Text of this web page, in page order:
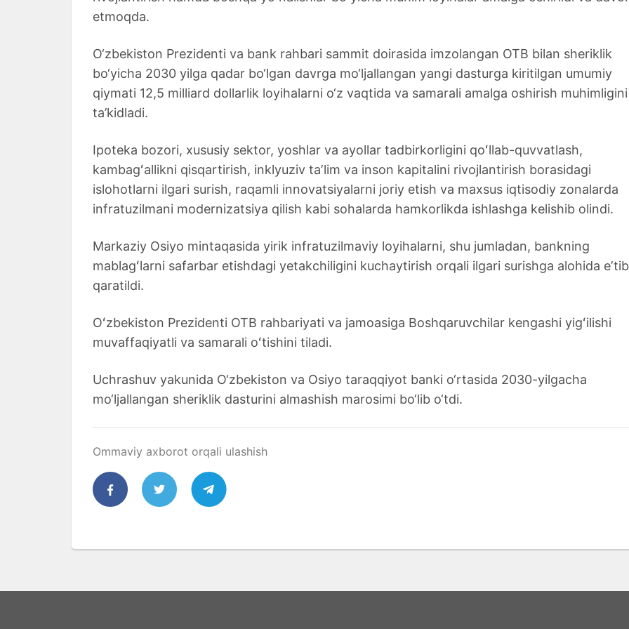
etmoqda.
O‘zbekiston Prezidenti va bank rahbari sammit doirasida imzolangan OTB bilan sheriklik
bo‘yicha 2030 yilga qadar bo‘lgan davrga mo‘ljallangan yangi dasturga kiritilgan umumiy
qiymati 12,5 milliard dollarlik loyihalarni o‘z vaqtida va samarali amalga oshirish muhimligini
ta’kidladi.
Ipoteka bozori, xususiy sektor, yoshlar va ayollar tadbirkorligini qoʻllab-quvvatlash,
kambagʻallikni qisqartirish, inklyuziv taʼlim va inson kapitalini rivojlantirish borasidagi
islohotlarni ilgari surish, raqamli innovatsiyalarni joriy etish va maxsus iqtisodiy zonalarda
infratuzilmani modernizatsiya qilish kabi sohalarda hamkorlikda ishlashga kelishib olindi.
Markaziy Osiyo mintaqasida yirik infratuzilmaviy loyihalarni, shu jumladan, bankning
mablagʻlarni safarbar etishdagi yetakchiligini kuchaytirish orqali ilgari surishga alohida
qaratildi.
Oʻzbekiston Prezidenti OTB rahbariyati va jamoasiga Boshqaruvchilar kengashi yigʻilishi
muvaffaqiyatli va samarali oʻtishini tiladi.
Uchrashuv yakunida O‘zbekiston va Osiyo taraqqiyot banki o‘rtasida 2030-yilgacha
mo‘ljallangan sheriklik dasturini almashish marosimi bo‘lib o‘tdi.
Ommaviy axborot orqali ulashish